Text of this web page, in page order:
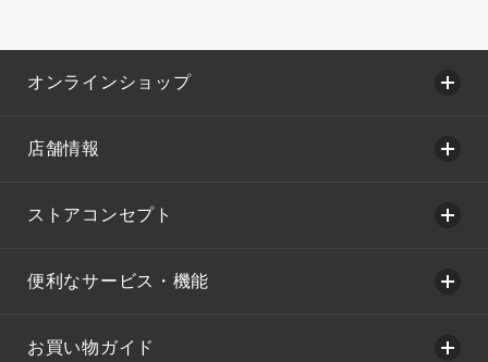
オンラインショップ
店舗情報
ストアコンセプト
便利なサービス・機能
お買い物ガイド